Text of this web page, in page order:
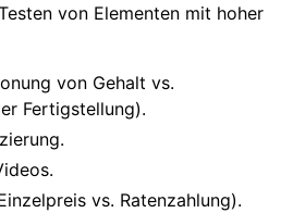
von Elementen mit hoher
von Gehalt vs.
Fertigstellung).
vs. Ratenzahlung).